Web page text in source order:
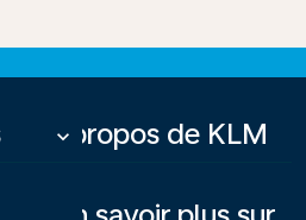
À propos de KLM
keyboard_arrow_down